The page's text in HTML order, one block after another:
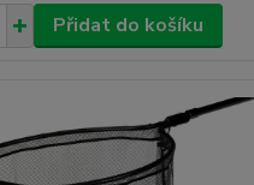
Přidat do košíku